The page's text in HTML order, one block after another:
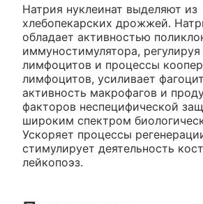
Натрия нуклеинат выделяют из
хлебопекарских дрожжей.
обладает активностью
иммуностимулятора,
лимфоцитов и процессы
лимфоцитов, усиливает
активность макрофагов и
факторов неспецифической
широким спектром
Ускоряет процессы
стимулирует деятельность
лейкопоэз.